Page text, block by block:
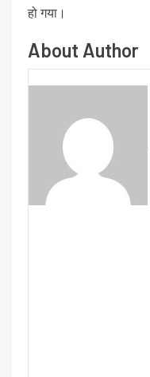
हो गया।
About Author